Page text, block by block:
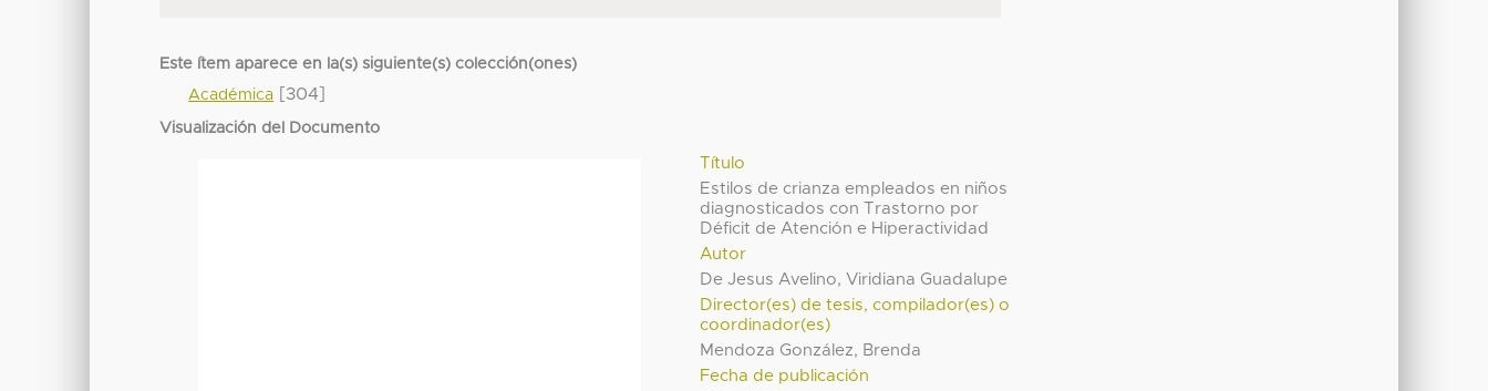
Este ítem aparece en la(s) siguiente(s) colección(ones)
Académica [304]
Visualización del Documento
Título
Estilos de crianza empleados en niños
diagnosticados con Trastorno por
Déficit de Atención e Hiperactividad
Autor
De Jesus Avelino, Viridiana Guadalupe
Director(es) de tesis, compilador(es) o
coordinador(es)
Mendoza González, Brenda
Fecha de publicación